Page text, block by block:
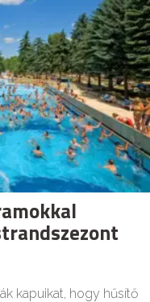
kapuikat, hogy hűsítő